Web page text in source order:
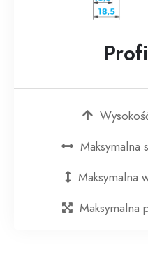
Maksymalna
Maksymalna